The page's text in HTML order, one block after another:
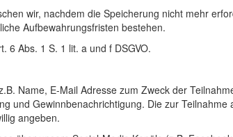
wir, nachdem die Speicherung nicht mehr
Aufbewahrungsfristen bestehen.
6 Abs. 1 S. 1 lit. a und f DSGVO.
Name, E-Mail Adresse zum Zweck der
und Gewinnbenachrichtigung. Die zur
angeben.